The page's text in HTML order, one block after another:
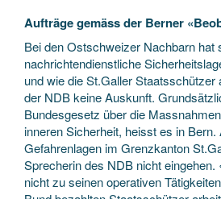
Aufträge gemäss der Berner
Bei den Ostschweizer Nachbarn hat
nachrichtendienstliche
und wie die St.Galler Staatsschützer
der NDB keine Auskunft.
Bundesgesetz über die
inneren Sicherheit, heisst es in
Gefahrenlagen im Grenzkanton
Sprecherin des NDB nicht
nicht zu seinen operativen